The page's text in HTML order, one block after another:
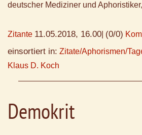
deutscher Mediziner und
Zitante 11.05.2018, 16.00 (0/0)
einsortiert in: Zitate/Aphorismen/
Klaus D. Koch
Demokrit